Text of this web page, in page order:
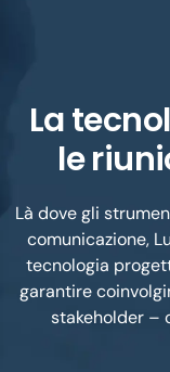
La
le
Là dove gli
comunicazione,
tecnologia
garantire
stakeholder –